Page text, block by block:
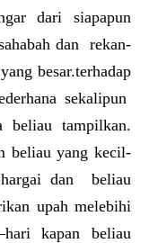
dari siapapun
dan rekan-
besar.terhadap
sekalipun
beliau tampilkan.
beliau yang kecil-
hargai dan beliau
upah melebihi
kapan beliau